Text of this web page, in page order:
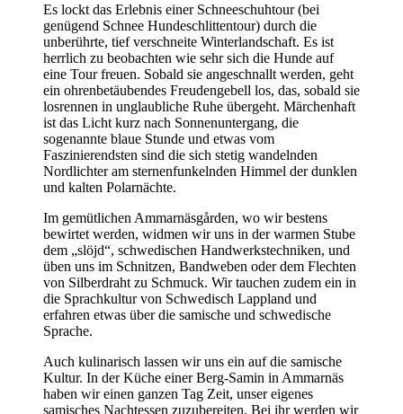
Es lockt das Erlebnis einer Schneeschuhtour (bei
genügend Schnee Hundeschlittentour) durch die
unberührte, tief verschneite Winterlandschaft. Es ist
herrlich zu beobachten wie sehr sich die Hunde auf
eine Tour freuen. Sobald sie angeschnallt werden, geht
ein ohrenbetäubendes Freudengebell los, das, sobald sie
losrennen in unglaubliche Ruhe übergeht. Märchenhaft
ist das Licht kurz nach Sonnenuntergang, die
sogenannte blaue Stunde und etwas vom
Faszinierendsten sind die sich stetig wandelnden
Nordlichter am sternenfunkelnden Himmel der dunklen
und kalten Polarnächte.
Im gemütlichen Ammarnäsgården, wo wir bestens
bewirtet werden, widmen wir uns in der warmen Stube
dem „slöjd“, schwedischen Handwerkstechniken, und
üben uns im Schnitzen, Bandweben oder dem Flechten
von Silberdraht zu Schmuck. Wir tauchen zudem ein in
die Sprachkultur von Schwedisch Lappland und
erfahren etwas über die samische und schwedische
Sprache.
Auch kulinarisch lassen wir uns ein auf die samische
Kultur. In der Küche einer Berg-Samin in Ammarnäs
haben wir einen ganzen Tag Zeit, unser eigenes
samisches Nachtessen zuzubereiten. Bei ihr werden wir